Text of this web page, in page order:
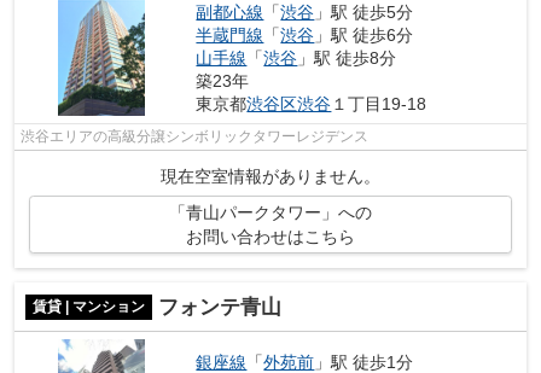
副都心線 「渋谷 」駅 徒歩5分
半蔵門線 「渋谷 」駅 徒歩6分
山手線 「渋谷 」駅 徒歩8分
築23年
東京都渋谷区渋谷 １丁目19-18
渋谷エリアの高級分譲シンボリックタワーレジデンス
現在空室情報がありません。
「青山パークタワー」への
お問い合わせはこちら
賃貸 | マンション フォンテ青山
銀座線 「外苑前 」駅 徒歩1分